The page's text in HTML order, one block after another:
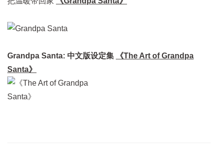
Grandpa Santa: 中文版设定集
《The Art of Grandpa
Santa》